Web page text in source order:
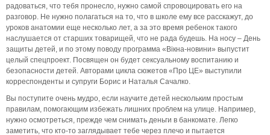
радоваться, что тебя пронесло, нужно самой спровоцировать его на
разговор. Не нужно полагаться на то, что в школе ему все расскажут, до
уроков анатомии еще несколько лет, а за это время ребенок такого
наслушается от старших товарищей, что не рада будешь. На носу – День
защиты детей, и по этому поводу программа «Вікна-новини» выпустит
целый спецпроект. Посвящен он будет сексуальному воспитанию и
безопасности детей. Авторами цикла сюжетов «Про ЦЕ» выступили
корреспонденты и супруги Борис и Наталья Сачалко.
Вы поступите очень мудро, если научите детей нескольким простым
правилам, помогающим избежать лишних проблем на улице. Например,
нужно осмотреться, прежде чем снимать деньги в банкомате. Легко
заметить, что кто-то заглядывает тебе через плечо и пытается